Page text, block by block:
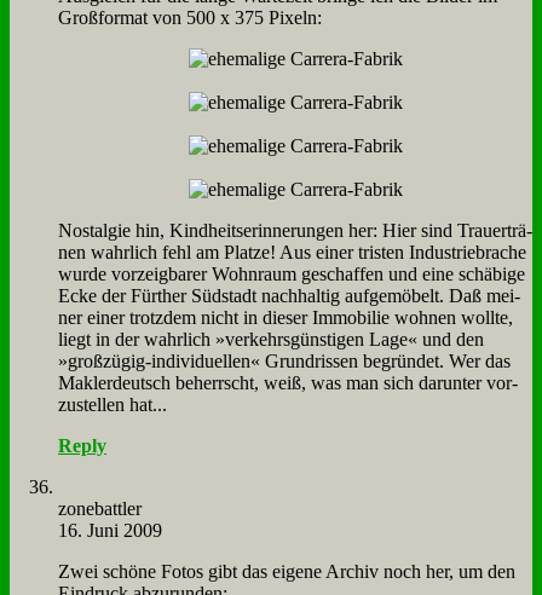
Groß­for­mat von 500 x 375 Pi­xeln:
Nost­al­gie hin, Kind­heits­er­in­ne­run­gen her: Hier sind Trau­er­trä­
nen wahr­lich fehl am Plat­ze! Aus ei­ner tri­sten In­du­strie­bra­che
wur­de vor­zeig­ba­rer Wohn­raum ge­schaf­fen und ei­ne schä­bi­ge
Ecke der Für­ther Süd­stadt nach­hal­tig auf­ge­mö­belt. Daß mei­
ner ei­ner trotz­dem nicht in die­ser Im­mo­bi­lie woh­nen woll­te,
liegt in der wahr­lich »ver­kehrs­gün­sti­gen La­ge« und den
»groß­zü­gig-in­di­vi­du­el­len« Grund­ris­sen be­grün­det. Wer das
Mak­ler­deutsch be­herrscht, weiß, was man sich dar­un­ter vor­
zu­stel­len hat...
Reply
zone­batt­ler
16. Juni 2009
Zwei schö­ne Fo­tos gibt das ei­ge­ne Ar­chiv noch her, um den